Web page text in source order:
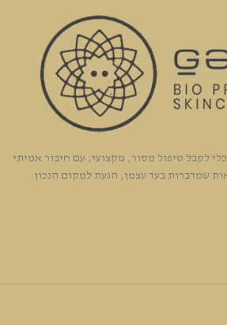
לקבל טיפול מסור, מקצועי, עם חיבור אמיתי
שמדברות בעד עצמן, הגעת למקום הנכון.